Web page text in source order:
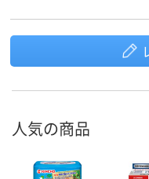
人気の商品